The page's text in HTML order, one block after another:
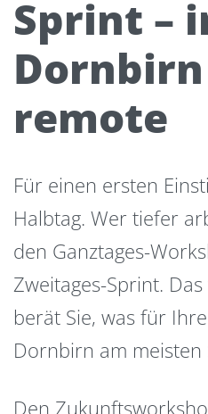
Sprint –
remote
Für einen ersten
Halbtag. Wer tiefer
den Ganztages-
Zweitages-Sprint.
berät Sie, was für
Dornbirn am meisten
Den